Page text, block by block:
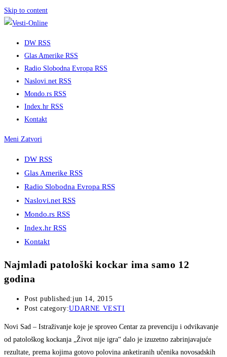
Skip to content
DW RSS
Glas Amerike RSS
Radio Slobodna Evropa RSS
Naslovi.net RSS
Mondo.rs RSS
Index.hr RSS
Kontakt
Meni Zatvori
DW RSS
Glas Amerike RSS
Radio Slobodna Evropa RSS
Naslovi.net RSS
Mondo.rs RSS
Index.hr RSS
Kontakt
Najmlađi patološki kockar ima samo 12
godina
Post published:jun 14, 2015
Post category:UDARNE VESTI
Novi Sad – Istraživanje koje je sproveo Centar za prevenciju i odvikavanje
od patološkog kockanja „Život nije igra“ dalo je izuzetno zabrinjavajuće
rezultate, prema kojima gotovo polovina anketiranih učenika novosadskih